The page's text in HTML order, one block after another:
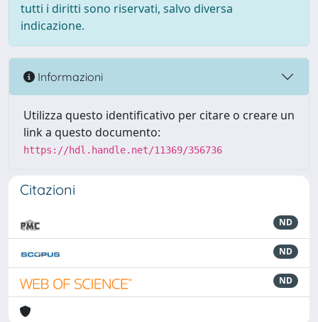
tutti i diritti sono riservati, salvo diversa
indicazione.
Informazioni
Utilizza questo identificativo per citare o creare un
link a questo documento:
https://hdl.handle.net/11369/356736
Citazioni
ND
ND
ND